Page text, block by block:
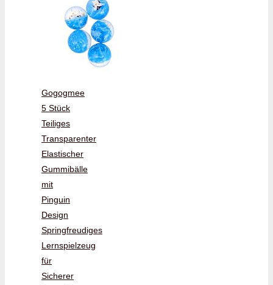
Gogogmee
5 Stück
Teiliges
Transparenter
Elastischer
Gummibälle
mit
Pinguin
Design
Springfreudiges
Lernspielzeug
für
Sicherer